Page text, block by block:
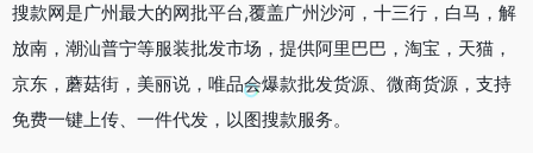
搜款网是广州最大的网批平台,覆盖广州沙河，十三行，白马，解
放南，潮汕普宁等服装批发市场，提供阿里巴巴，淘宝，天猫，
京东，蘑菇街，美丽说，唯品会爆款批发货源、微商货源，支持
免费一键上传、一件代发，以图搜款服务。